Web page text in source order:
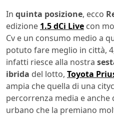
In quinta posizione, ecco
edizione 1.5 dCi Live con
Cv e un consumo medio a
potuto fare meglio in città,
infatti riesce alla nostra
ibrida del lotto, Toyota
ampia che quella di una
percorrenza media e anche
urbano che la premiano